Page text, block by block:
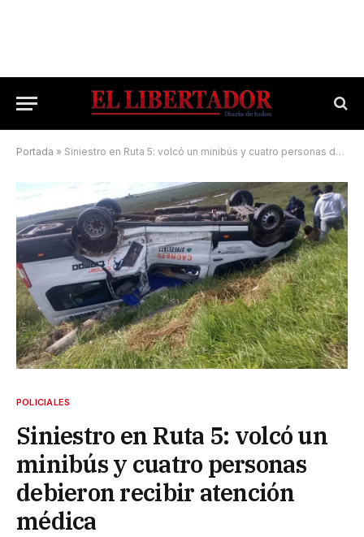
Portada » Siniestro en Ruta 5: volcó un minibús y cuatro personas debieron recibir atención médica
POLICIALES
Siniestro en Ruta 5: volcó un
minibús y cuatro personas
debieron recibir atención
médica